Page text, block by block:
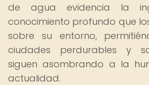
de agua evidencia la
conocimiento profundo que
sobre su entorno,
ciudades perdurables y
siguen asombrando a la
actualidad.